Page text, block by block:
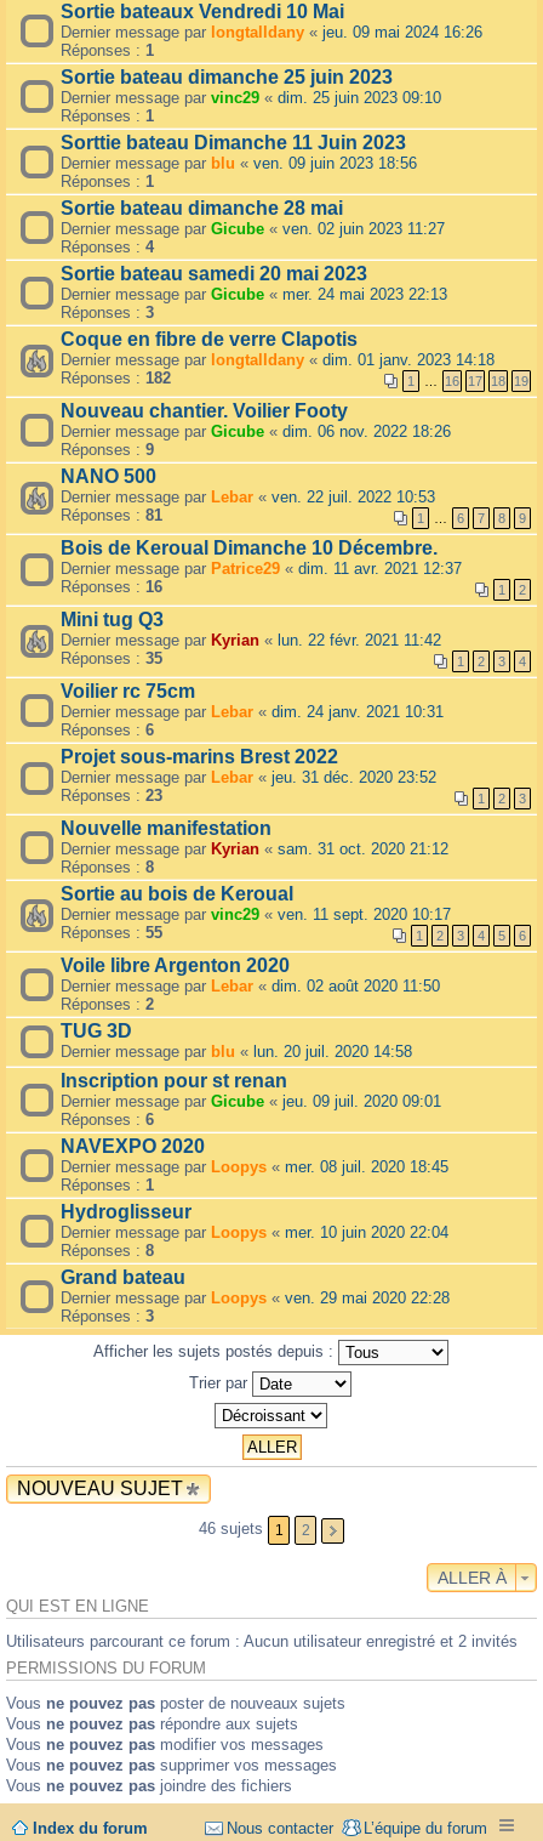
Sortie bateaux Vendredi 10 Mai
Dernier message par longtalldany « jeu. 09 mai 2024 16:26
Réponses : 1
Sortie bateau dimanche 25 juin 2023
Dernier message par vinc29 « dim. 25 juin 2023 09:10
Réponses : 1
Sorttie bateau Dimanche 11 Juin 2023
Dernier message par blu « ven. 09 juin 2023 18:56
Réponses : 1
Sortie bateau dimanche 28 mai
Dernier message par Gicube « ven. 02 juin 2023 11:27
Réponses : 4
Sortie bateau samedi 20 mai 2023
Dernier message par Gicube « mer. 24 mai 2023 22:13
Réponses : 3
Coque en fibre de verre Clapotis
Dernier message par longtalldany « dim. 01 janv. 2023 14:18
Réponses : 182 1 16 17 18 19
Nouveau chantier. Voilier Footy
Dernier message par Gicube « dim. 06 nov. 2022 18:26
Réponses : 9
NANO 500
Dernier message par Lebar « ven. 22 juil. 2022 10:53
Réponses : 81 1 6 7 8 9
Bois de Keroual Dimanche 10 Décembre.
Dernier message par Patrice29 « dim. 11 avr. 2021 12:37
Réponses : 16 1 2
Mini tug Q3
Dernier message par Kyrian « lun. 22 févr. 2021 11:42
Réponses : 35 1 2 3 4
Voilier rc 75cm
Dernier message par Lebar « dim. 24 janv. 2021 10:31
Réponses : 6
Projet sous-marins Brest 2022
Dernier message par Lebar « jeu. 31 déc. 2020 23:52
Réponses : 23 1 2 3
Nouvelle manifestation
Dernier message par Kyrian « sam. 31 oct. 2020 21:12
Réponses : 8
Sortie au bois de Keroual
Dernier message par vinc29 « ven. 11 sept. 2020 10:17
Réponses : 55 1 2 3 4 5 6
Voile libre Argenton 2020
Dernier message par Lebar « dim. 02 août 2020 11:50
Réponses : 2
TUG 3D
Dernier message par blu « lun. 20 juil. 2020 14:58
Inscription pour st renan
Dernier message par Gicube « jeu. 09 juil. 2020 09:01
Réponses : 6
NAVEXPO 2020
Dernier message par Loopys « mer. 08 juil. 2020 18:45
Réponses : 1
Hydroglisseur
Dernier message par Loopys « mer. 10 juin 2020 22:04
Réponses : 8
Grand bateau
Dernier message par Loopys « ven. 29 mai 2020 22:28
Réponses : 3
Afficher les sujets postés depuis :
Trier par
NOUVEAU SUJET
46 sujets 1 2
ALLER À
QUI EST EN LIGNE
Utilisateurs parcourant ce forum : Aucun utilisateur enregistré et 2 invités
PERMISSIONS DU FORUM
Vous ne pouvez pas poster de nouveaux sujets
Vous ne pouvez pas répondre aux sujets
Vous ne pouvez pas modifier vos messages
Vous ne pouvez pas supprimer vos messages
Vous ne pouvez pas joindre des fichiers
Index du forum L’équipe du forum
Nous contacter